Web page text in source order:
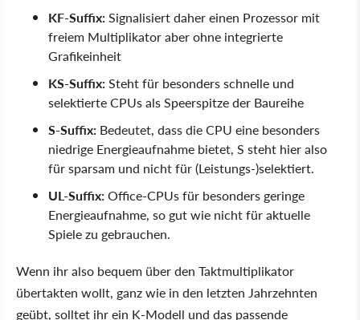
KF-Suffix:Signalisiert daher einen Prozessor mit
freiem Multiplikator aber ohne integrierte
Grafikeinheit
KS-Suffix:Steht für besonders schnelle und
selektierte CPUs als Speerspitze der Baureihe
S-Suffix: Bedeutet, dass die CPU eine besonders
niedrige Energieaufnahme bietet, S steht hier also
für sparsam und nicht für (Leistungs-)selektiert.
UL-Suffix:Office-CPUs für besonders geringe
Energieaufnahme, so gut wie nicht für aktuelle
Spiele zu gebrauchen.
Wenn ihr also bequem über den Taktmultiplikator
übertakten wollt, ganz wie in den letzten Jahrzehnten
geübt, solltet ihr ein K-Modell und das passende